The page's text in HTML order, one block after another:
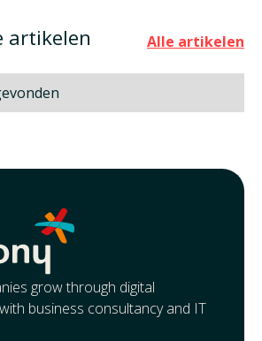
artikelen Alle artikelen
grow through digital
business consultancy and IT